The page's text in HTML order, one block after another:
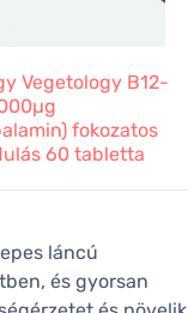
Vegetology B12-
fokozatos
60 tabletta
láncú
és gyorsan